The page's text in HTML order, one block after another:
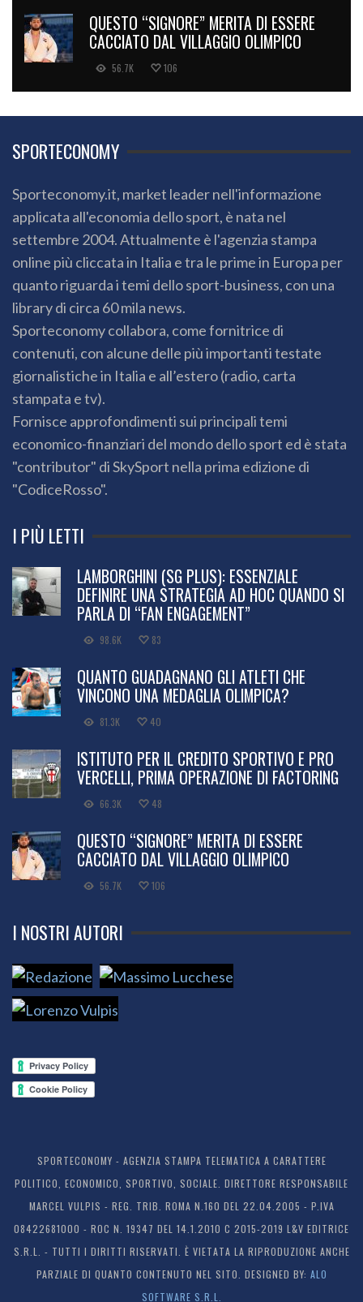
QUESTO “SIGNORE” MERITA DI ESSERE
CACCIATO DAL VILLAGGIO OLIMPICO
56.7K 106
SPORTECONOMY
Sporteconomy.it, market leader nell'informazione
applicata all'economia dello sport, è nata nel
settembre 2004. Attualmente è l'agenzia stampa
online più cliccata in Italia e tra le prime in Europa per
quanto riguarda i temi dello sport-business, con una
library di circa 60 mila news.
Sporteconomy collabora, come fornitrice di
contenuti, con alcune delle più importanti testate
giornalistiche in Italia e all’estero (radio, carta
stampata e tv).
Fornisce approfondimenti sui principali temi
economico-finanziari del mondo dello sport ed è stata
"contributor" di SkySport nella prima edizione di
"CodiceRosso".
I PIÙ LETTI
LAMBORGHINI (SG PLUS): ESSENZIALE
DEFINIRE UNA STRATEGIA AD HOC QUANDO SI
PARLA DI “FAN ENGAGEMENT”
98.6K 83
QUANTO GUADAGNANO GLI ATLETI CHE
VINCONO UNA MEDAGLIA OLIMPICA?
81.3K 40
ISTITUTO PER IL CREDITO SPORTIVO E PRO
VERCELLI, PRIMA OPERAZIONE DI FACTORING
66.3K 48
QUESTO “SIGNORE” MERITA DI ESSERE
CACCIATO DAL VILLAGGIO OLIMPICO
56.7K 106
I NOSTRI AUTORI
SPORTECONOMY - AGENZIA STAMPA TELEMATICA A CARATTERE
POLITICO, ECONOMICO, SPORTIVO, SOCIALE. DIRETTORE RESPONSABILE
MARCEL VULPIS - REG. TRIB. ROMA N.160 DEL 22.04.2005 - P.IVA
08422681000 - ROC N. 19347 DEL 14.1.2010 C 2015-2019 L&V EDITRICE
S.R.L. - TUTTI I DIRITTI RISERVATI. È VIETATA LA RIPRODUZIONE ANCHE
PARZIALE DI QUANTO CONTENUTO NEL SITO. DESIGNED BY: ALO
SOFTWARE S.R.L.